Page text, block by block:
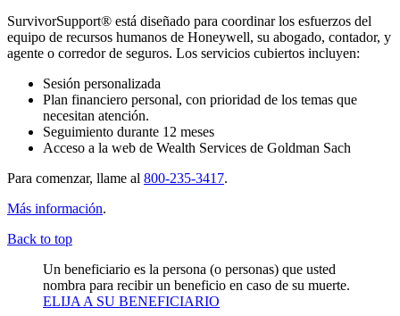
SurvivorSupport®️ está diseñado para coordinar los esfuerzos del
equipo de recursos humanos de Honeywell, su abogado, contador, y
agente o corredor de seguros. Los servicios cubiertos incluyen:
Sesión personalizada
Plan financiero personal, con prioridad de los temas que
necesitan atención.
Seguimiento durante 12 meses
Acceso a la web de Wealth Services de Goldman Sach
Para comenzar, llame al 800-235-3417.
Más información.
Back to top
Un beneficiario es la persona (o personas) que usted
nombra para recibir un beneficio en caso de su muerte.
ELIJA A SU BENEFICIARIO